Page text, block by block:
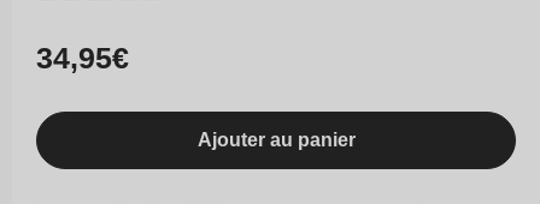
Prix
habituel
34,95€
Ajouter au panier